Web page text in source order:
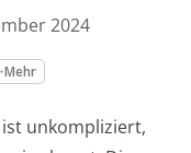
2024
Mehr
unkompliziert,